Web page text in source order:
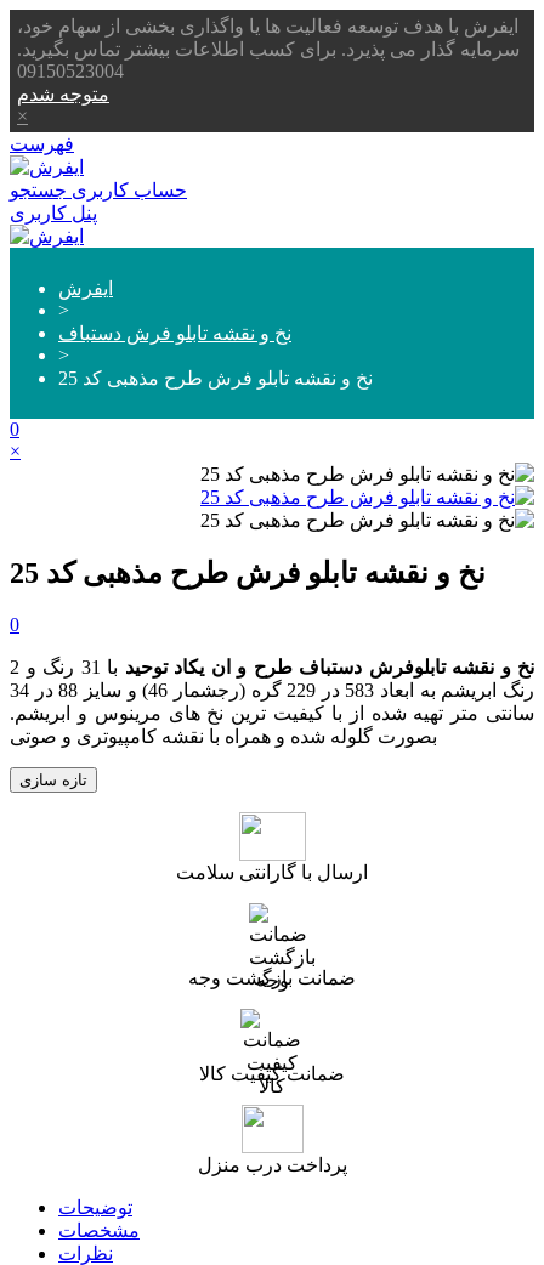
ایفرش با هدف توسعه فعالیت ها یا واگذاری بخشی از سهام خود،
سرمایه گذار می پذیرد. برای کسب اطلاعات بیشتر تماس بگیرید.
09150523004
متوجه شدم
×
فهرست
حساب کاربری جستجو
پنل کاربری
ایفرش
>
نخ و نقشه تابلو فرش دستباف
>
نخ و نقشه تابلو فرش طرح مذهبی کد 25
0
×
نخ و نقشه تابلو فرش طرح مذهبی کد 25
0
نخ و نقشه تابلوفرش دستباف طرح و ان یکاد توحید
با 31 رنگ و 2
رنگ ابریشم به ابعاد 583 در 229 گره (رجشمار 46) و سایز 88 در 34
سانتی متر تهیه شده از با کیفیت ترین نخ های مرینوس و ابریشم.
بصورت گلوله شده و همراه با نقشه کامپیوتری و صوتی
ارسال با گارانتی سلامت
ضمانت بازگشت وجه
ضمانت کیفیت کالا
پرداخت درب منزل
توضیحات
مشخصات
نظرات